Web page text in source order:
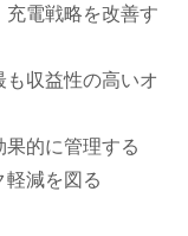
電戦略を改善す
収益性の高いオ
的に管理する
減を図る